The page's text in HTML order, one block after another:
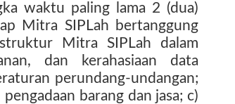
waktu paling lama 2 (dua)
Mitra SIPLah bertanggung
Mitra SIPLah dalam
dan kerahasiaan data
perundang-undangan;
barang dan jasa; c)